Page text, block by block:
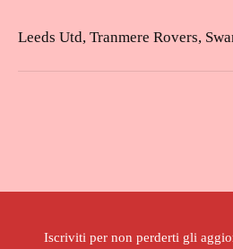
Leeds Utd, Tranmere Rovers,
Iscriviti per non perderti gli